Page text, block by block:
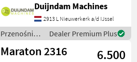
HydraulikzylinderStützbeineMit
Endlagenerkennung über
einen SensorWeitere
Informationen oder eine
Duijndam Machines
2913 L Nieuwerkerk a/d IJssel
Przenośniki
/ Sonstige
Dealer Premium Plus
Maraton 2316
6.500